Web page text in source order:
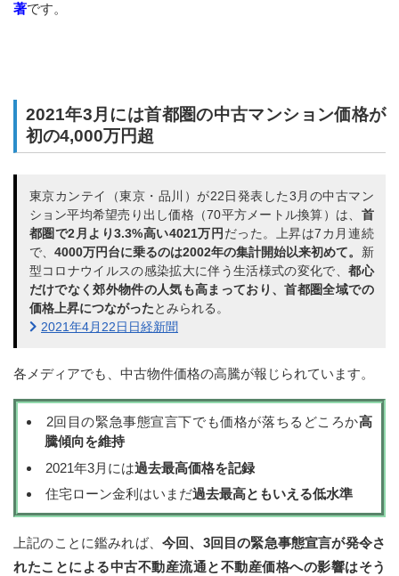
著です。
2021年3月には首都圏の中古マンション価格が
初の4,000万円超
東京カンテイ（東京・品川）が22日発表した3月の中古マン
ション平均希望売り出し価格（70平方メートル換算）は、 首
都圏で2月より3.3%高い4021万円 だった。上昇は7カ月連続
で、 4000万円台に乗るのは2002年の集計開始以来初めて。 新
型コロナウイルスの感染拡大に伴う生活様式の変化で、都心
だけでなく郊外物件の人気も高まっており、首都圏全域での
価格上昇につながった とみられる。
2021年4月22日日経新聞
各メディアでも、中古物件価格の高騰が報じられています。
2回目の緊急事態宣言下でも価格が落ちるどころか高
騰傾向を維持
2021年3月には過去最高価格を記録
住宅ローン金利はいまだ過去最高ともいえる低水準
上記のことに鑑みれば、今回、3回目の緊急事態宣言が発令さ
れたことによる中古不動産流通と不動産価格への影響はそう